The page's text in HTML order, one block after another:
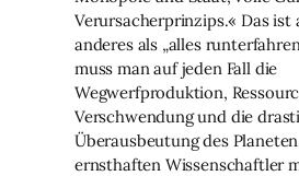
Verursacherprinzips.« Das ist
anderes als „alles
muss man auf jeden Fall die
Wegwerfproduktion,
Verschwendung und die
Überausbeutung des
ernsthaften Wissenschaftler